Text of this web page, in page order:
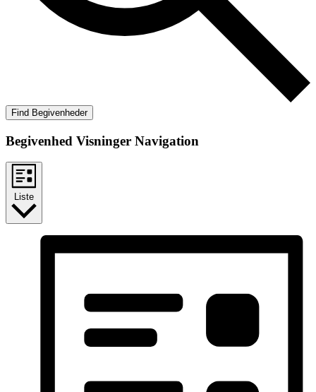
Find Begivenheder
Begivenhed Visninger Navigation
Liste